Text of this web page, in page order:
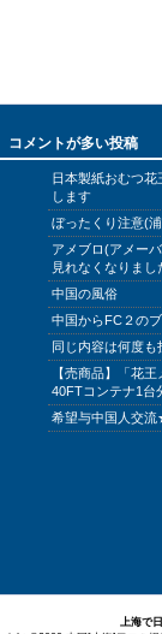
コメントが多い投稿
日本製紙おむつ
します
ぼったくり注意(
アメブロ(アメー
見れなくなりまし
中国の風俗
中国からFC２の
同じ内容は何度
【売商品】「花
40FTコンテナ1台
希望与中国人交
上海で